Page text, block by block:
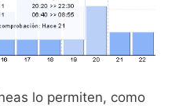
lo permiten, como